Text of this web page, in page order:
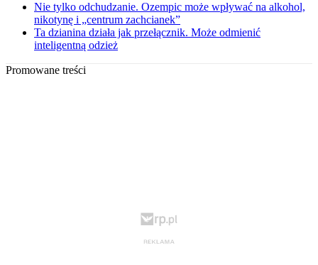
Nie tylko odchudzanie. Ozempic może wpływać na alkohol,
nikotynę i „centrum zachcianek”
Ta dzianina działa jak przełącznik. Może odmienić
inteligentną odzież
Promowane treści